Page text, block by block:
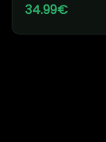
34.99€